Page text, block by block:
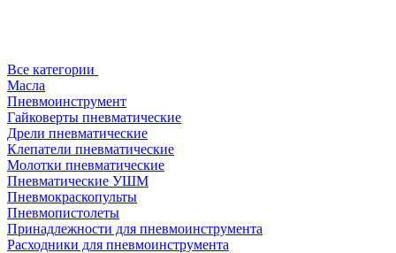
Все категории
Масла
Пневмоинструмент
Гайковерты пневматические
Дрели пневматические
Клепатели пневматические
Молотки пневматические
Пневматические УШМ
Пневмокраскопульты
Пневмопистолеты
Принадлежности для пневмоинструмента
Расходники для пневмоинструмента